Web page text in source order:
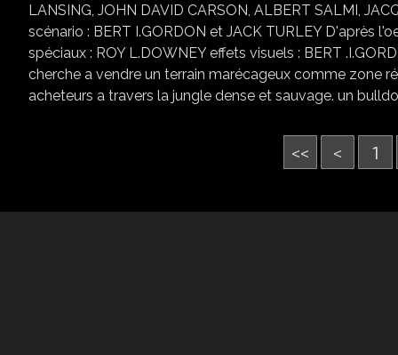
LANSING, JOHN DAVID CARSON, ALBERT SALMI,
scénario : BERT I.GORDON et JACK TURLEY D'après
spéciaux : ROY L.DOWNEY effets visuels : BERT
cherche a vendre un terrain marécageux comme zone
acheteurs a travers la jungle dense et sauvage. un
<< < 1